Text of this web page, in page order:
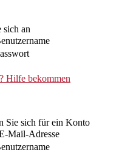
an
Hilfe bekommen
Sie sich für ein Konto
Mail-Adresse